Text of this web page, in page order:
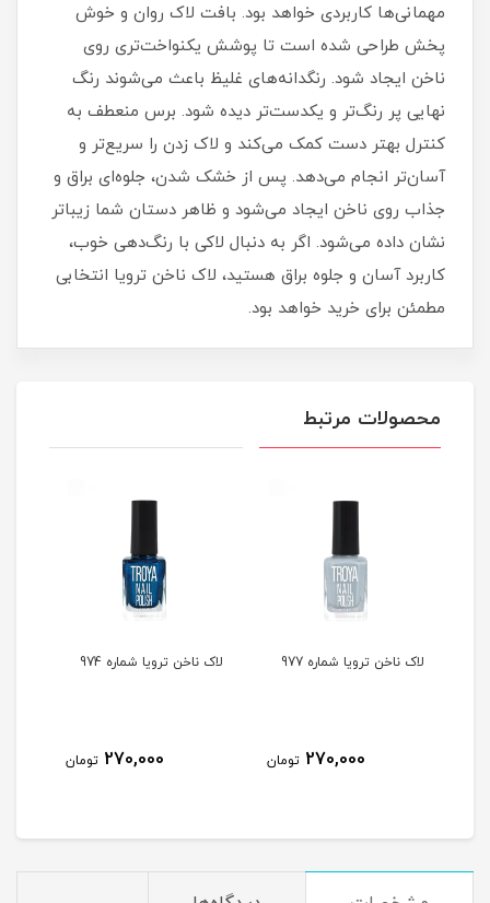
مهمانی‌ها کاربردی خواهد بود. بافت لاک روان و خوش‌
پخش طراحی شده است تا پوشش یکنواخت‌تری روی
ناخن ایجاد شود. رنگدانه‌های غلیظ باعث می‌شوند رنگ
نهایی پر رنگ‌تر و یکدست‌تر دیده شود. برس منعطف به
کنترل بهتر دست کمک می‌کند و لاک زدن را سریع‌تر و
آسان‌تر انجام می‌دهد. پس از خشک شدن، جلوه‌ای براق و
جذاب روی ناخن ایجاد می‌شود و ظاهر دستان شما زیباتر
نشان داده می‌شود. اگر به دنبال لاکی با رنگ‌دهی خوب،
کاربرد آسان و جلوه براق هستید، لاک ناخن ترویا انتخابی
مطمئن برای خرید خواهد بود.
محصولات مرتبط
لاک ناخن ترویا شماره 977
270,000 تومان
لاک ناخن ترویا شماره 974
270,000 تومان